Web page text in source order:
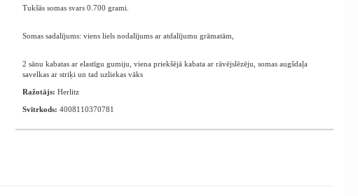
Tukšās somas svars 0.700 grami.
Somas sadalījums: viens liels nodalījums ar atdalījumu grāmatām,
2 sānu kabatas ar elastīgu gumiju, viena priekšējā kabata ar rāvējslēzēju, somas augšdaļa
savelkas ar striķi un tad uzliekas vāks
Ražotājs: Herlitz
Svītrkods: 4008110370781